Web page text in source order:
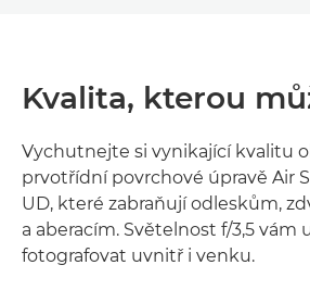
Kvalita, kterou
Vychutnejte si vynikající kvalitu
prvotřídní povrchové úpravě Air
UD, které zabraňují odleskům,
a aberacím. Světelnost f/3,5 vám
fotografovat uvnitř i venku.